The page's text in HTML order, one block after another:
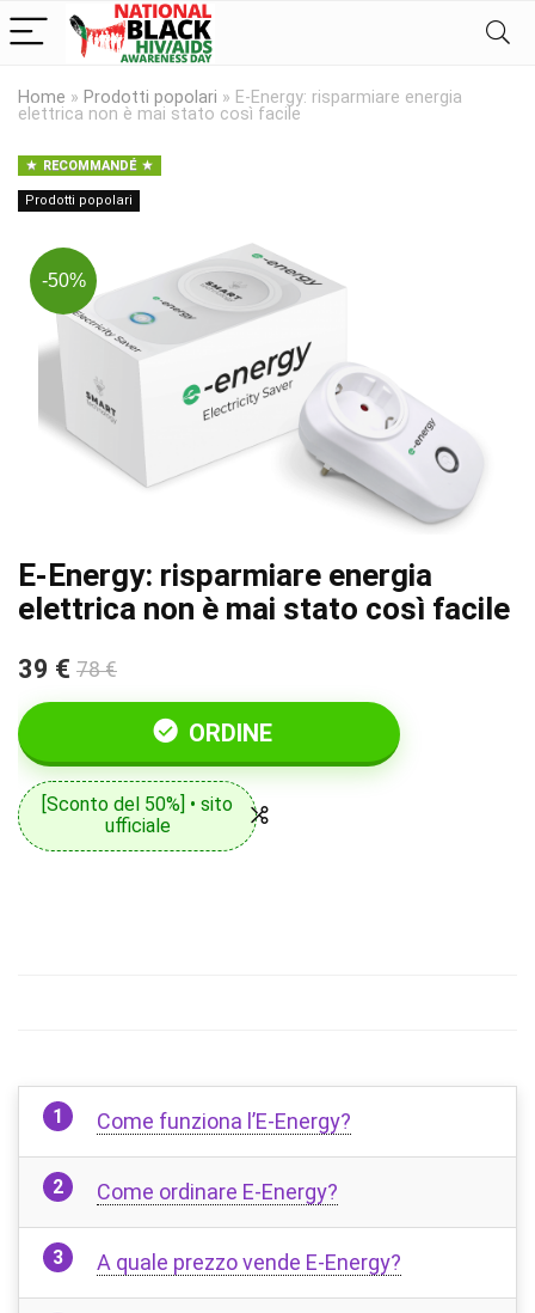
Home » Prodotti popolari » E-Energy: risparmiare energia
elettrica non è mai stato così facile
RECOMMANDÉ
Prodotti popolari
-50%
E-Energy: risparmiare energia
elettrica non è mai stato così facile
39 € 78 €
ORDINE
[Sconto del 50%] • sito
ufficiale
Come funziona l’E-Energy?
Come ordinare E-Energy?
A quale prezzo vende E-Energy?